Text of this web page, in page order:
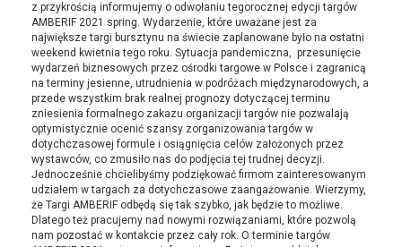
z przykrością informujemy o odwołaniu tegorocznej edycji targów
AMBERIF 2021 spring. Wydarzenie, które uważane jest za
największe targi bursztynu na świecie zaplanowane było na ostatni
weekend kwietnia tego roku. Sytuacja pandemiczna, przesunięcie
wydarzeń biznesowych przez ośrodki targowe w Polsce i zagranicą
na terminy jesienne, utrudnienia w podróżach międzynarodowych, a
przede wszystkim brak realnej prognozy dotyczącej terminu
zniesienia formalnego zakazu organizacji targów nie pozwalają
optymistycznie ocenić szansy zorganizowania targów w
dotychczasowej formule i osiągnięcia celów założonych przez
wystawców, co zmusiło nas do podjęcia tej trudnej decyzji.
Jednocześnie chcielibyśmy podziękować firmom zainteresowanym
udziałem w targach za dotychczasowe zaangażowanie. Wierzymy,
że Targi AMBERIF odbędą się tak szybko, jak będzie to możliwe.
Dlatego też pracujemy nad nowymi rozwiązaniami, które pozwolą
nam pozostać w kontakcie przez cały rok. O terminie targów